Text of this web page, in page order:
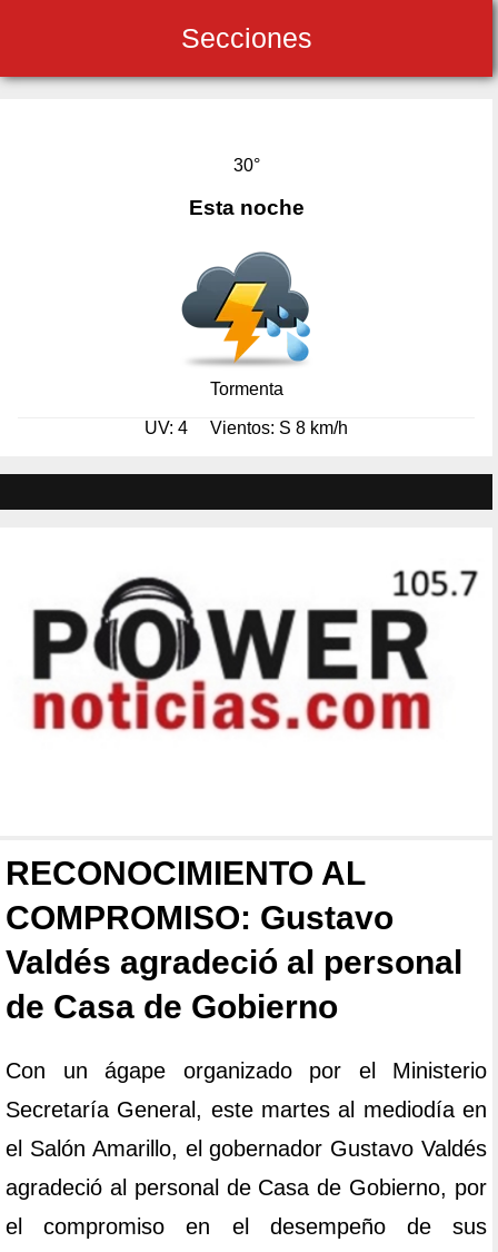
Secciones
30°
Esta noche
Tormenta
UV: 4 Vientos: S 8 km/h
RECONOCIMIENTO AL
COMPROMISO: Gustavo
Valdés agradeció al personal
de Casa de Gobierno
Con un ágape organizado por el Ministerio
Secretaría General, este martes al mediodía en
el Salón Amarillo, el gobernador Gustavo Valdés
agradeció al personal de Casa de Gobierno, por
el compromiso en el desempeño de sus